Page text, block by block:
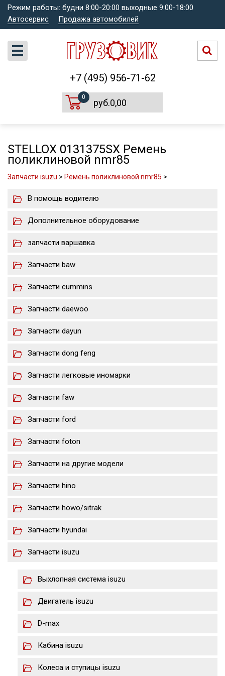
Режим работы: будни 8:00-20:00 выходные 9:00-18:00
Автосервис
Продажа автомобилей
+7 (495) 956-71-62
0
руб.0,00
STELLOX 0131375SX Ремень
поликлиновой nmr85
Запчасти isuzu > Ремень поликлиновой nmr85 >
В помощь водителю
Дополнительное оборудование
запчасти варшавка
Запчасти baw
Запчасти cummins
Запчасти daewoo
Запчасти dayun
Запчасти dong feng
Запчасти легковые иномарки
Запчасти faw
Запчасти ford
Запчасти foton
Запчасти на другие модели
Запчасти hino
Запчасти howo/sitrak
Запчасти hyundai
Запчасти isuzu
Выхлопная система isuzu
Двигатель isuzu
D-max
Кабина isuzu
Колеса и ступицы isuzu